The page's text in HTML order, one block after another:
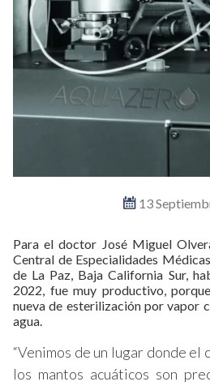
13
Para el doctor José Miguel
Central de Especialidades
de La Paz, Baja California Sur,
2022, fue muy productivo,
nueva de esterilización por vapor
agua.
“Venimos de un lugar donde el
los mantos acuáticos son